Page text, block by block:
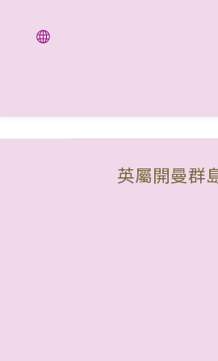
英屬開曼群